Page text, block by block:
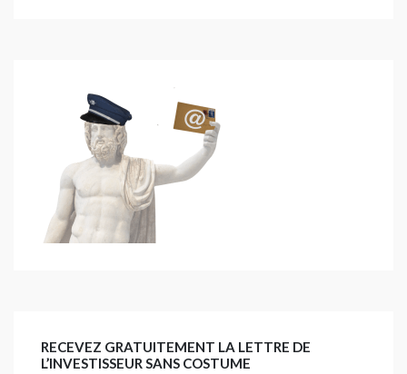
RECEVEZ GRATUITEMENT LA LETTRE DE
L’INVESTISSEUR SANS COSTUME